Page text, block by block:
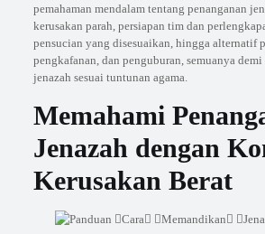
pemahaman mendalam tentang penanganan
kerusakan parah, persiapan tim dan
pensucian yang disesuaikan, hingga alternatif
pengkafanan, dan penguburan, semuanya
jenazah sesuai tuntunan agama.
Memahami
Jenazah dengan
Kerusakan Berat